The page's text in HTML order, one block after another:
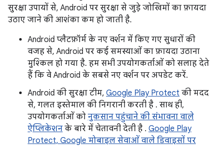
सुरक्षा उपायों से, Android पर सुरक्षा से जुड़े जोखिमों का फ़ायदा
उठाए जाने की आशंका कम हो जाती है.
Android प्लैटफ़ॉर्म के नए वर्शन में किए गए सुधारों की
वजह से, Android पर कई समस्याओं का फ़ायदा उठाना
मुश्किल हो गया है. हम सभी उपयोगकर्ताओं को सलाह देते
हैं कि वे Android के सबसे नए वर्शन पर अपडेट करें.
Android की सुरक्षा टीम, Google Play Protect की मदद
से, गलत इस्तेमाल की निगरानी करती है . साथ ही,
उपयोगकर्ताओं को नुकसान पहुंचाने की संभावना वाले
ऐप्लिकेशन के बारे में चेतावनी देती है . Google Play
Protect, Google मोबाइल सेवाओं वाले डिवाइसों पर